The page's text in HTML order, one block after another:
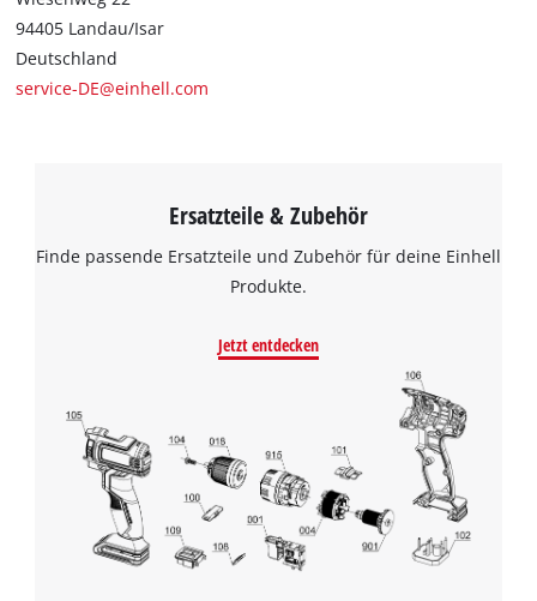
94405 Landau/Isar
Deutschland
service-DE@einhell.com
Ersatzteile & Zubehör
Finde passende Ersatzteile und Zubehör für deine Einhell
Produkte.
Jetzt entdecken